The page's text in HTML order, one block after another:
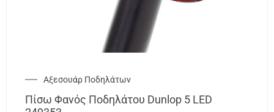
Αξεσουάρ Ποδηλάτων
Πίσω Φανός Ποδηλάτου Dunlop 5 LED